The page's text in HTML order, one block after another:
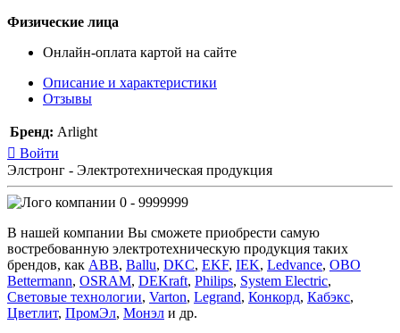
Физические лица
Онлайн-оплата картой на сайте
Описание и характеристики
Отзывы
Бренд: Arlight
Войти
Элстронг - Электротехническая продукция
0 - 9999999
В нашей компании Вы сможете приобрести самую
востребованную электротехническую продукция таких
брендов, как ABB, Ballu, DKC, EKF, IEK, Ledvance, OBO
Bettermann, OSRAM, DEKraft, Philips, System Electric,
Световые технологии, Varton, Legrand, Конкорд, Кабэкс,
Цветлит, ПромЭл, Монэл и др.